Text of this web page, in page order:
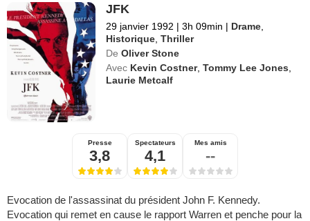
JFK
29 janvier 1992 | 3h 09min | Drame
Historique ,Thriller
De Oliver Stone
Avec Kevin Costner,Tommy Lee Jones
Laurie Metcalf
Presse
3,8
Spectateurs
4,1
Mes amis
--
Evocation de l'assassinat du président John F. Kennedy.
Evocation qui remet en cause le rapport Warren et penche pour la